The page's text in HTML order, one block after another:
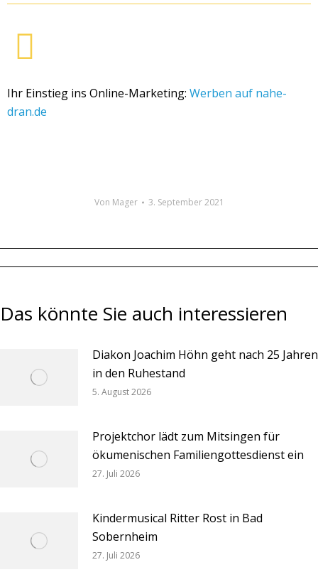
Ihr Einstieg ins Online-Marketing: Werben auf nahe-
dran.de
Von Mager 3. September 2021
Das könnte Sie auch interessieren
Diakon Joachim Höhn geht nach 25 Jahren
in den Ruhestand
5. August 2026
Projektchor lädt zum Mitsingen für
ökumenischen Familiengottesdienst ein
27. Juli 2026
Kindermusical Ritter Rost in Bad
Sobernheim
27. Juli 2026